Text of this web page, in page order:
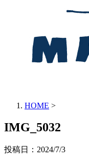
HOME >
IMG_5032
投稿日： 2024/7/3